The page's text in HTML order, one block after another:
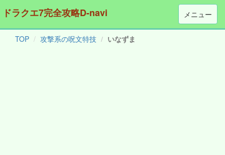
メニュー
ドラクエ7完全攻略D-navi
TOP 攻撃系の呪文特技 いなずま